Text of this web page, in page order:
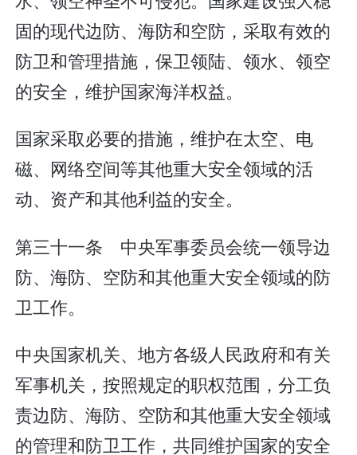
固的现代边防、海防和空防，采取有效的
防卫和管理措施，保卫领陆、领水、领空
的安全，维护国家海洋权益。
国家采取必要的措施，维护在太空、电
磁、网络空间等其他重大安全领域的活
动、资产和其他利益的安全。
第三十一条 中央军事委员会统一领导边
防、海防、空防和其他重大安全领域的防
卫工作。
中央国家机关、地方各级人民政府和有关
军事机关，按照规定的职权范围，分工负
责边防、海防、空防和其他重大安全领域
的管理和防卫工作，共同维护国家的安全